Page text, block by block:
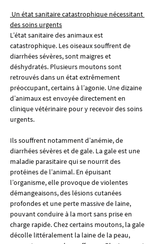
Un état sanitaire catastrophique nécessitant
des soins urgents
L’état sanitaire des animaux est
catastrophique. Les oiseaux souffrent de
diarrhées sévères, sont maigres et
déshydratés. Plusieurs moutons sont
retrouvés dans un état extrêmement
préoccupant, certains à l’agonie. Une dizaine
d’animaux est envoyée directement en
clinique vétérinaire pour y recevoir des soins
urgents.
Ils souffrent notamment d’anémie, de
diarrhées sévères et de gale. La gale est une
maladie parasitaire qui se nourrit des
protéines de l’animal. En épuisant
l’organisme, elle provoque de violentes
démangeaisons, des lésions cutanées
profondes et une perte massive de laine,
pouvant conduire à la mort sans prise en
charge rapide. Chez certains moutons, la gale
décolle littéralement la laine de la peau,